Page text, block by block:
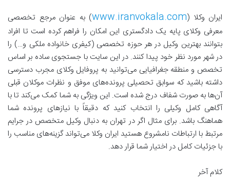
ایران وکلا (www.iranvokala.com) به عنوان مرجع تخصصی
معرفی وکلای پایه یک دادگستری این امکان را فراهم کرده است تا افراد
بتوانند بهترین وکیل در هر حوزه تخصصی (کیفری خانواده ملکی و…) را
در شهر مورد نظر خود پیدا کنند. در این سایت با جستجوی ساده بر اساس
تخصص و منطقه جغرافیایی می‌توانید به پروفایل وکلای مجرب دسترسی
داشته باشید که سوابق تحصیلی پرونده‌های موفق و نظرات موکلان قبلی
آن‌ها به صورت شفاف درج شده است. این ویژگی به شما کمک می‌کند تا با
آگاهی کامل وکیلی را انتخاب کنید که دقیقاً با نیازهای پرونده شما
هماهنگ باشد. برای مثال اگر در تهران به دنبال وکیل متخصص در جرایم
مرتبط با ارتباطات نامشروع هستید ایران وکلا می‌تواند گزینه‌های مناسب را
با جزئیات کامل در اختیار شما قرار دهد.
کلام آخر